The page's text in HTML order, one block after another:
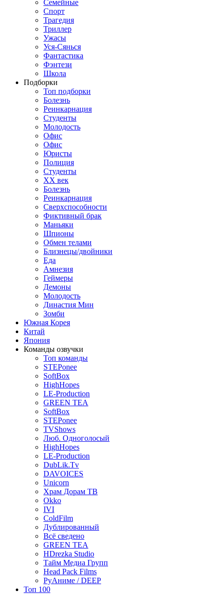
Семейные
Спорт
Трагедия
Триллер
Ужасы
Уся-Сянься
Фантастика
Фэнтези
Школа
Подборки
Топ подборки
Болезнь
Реинкарнация
Студенты
Молодость
Офис
Офис
Юристы
Полиция
Студенты
ХХ век
Болезнь
Реинкарнация
Сверхспособности
Фиктивный брак
Маньяки
Шпионы
Обмен телами
Близнецы/двойники
Еда
Амнезия
Геймеры
Демоны
Молодость
Династия Мин
Зомби
Южная Корея
Китай
Япония
Команды озвучки
Топ команды
STEPonee
SoftBox
HighHopes
LE-Production
GREEN TEA
SoftBox
STEPonee
TVShows
Люб. Одноголосый
HighHopes
LE-Production
DubLik.Tv
DAVOICES
Unicorn
Храм Дорам ТВ
Okko
IVI
ColdFilm
Дублированный
Всё сведено
GREEN TEA
HDrezka Studio
Тайм Медиа Групп
Head Pack Films
РуАниме / DEEP
Топ 100